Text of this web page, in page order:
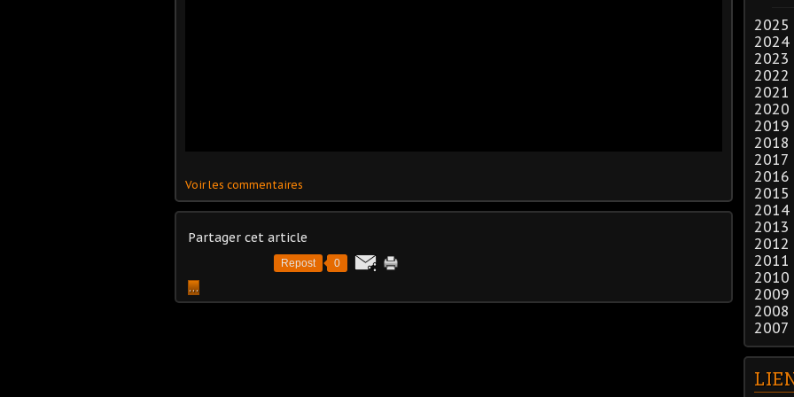
Voir les commentaires
Partager cet article
Repost 0
…
2025
2024
2023
2022
2021
2020
2019
2018
2017
2016
2015
2014
2013
2012
2011
2010
2009
2008
2007